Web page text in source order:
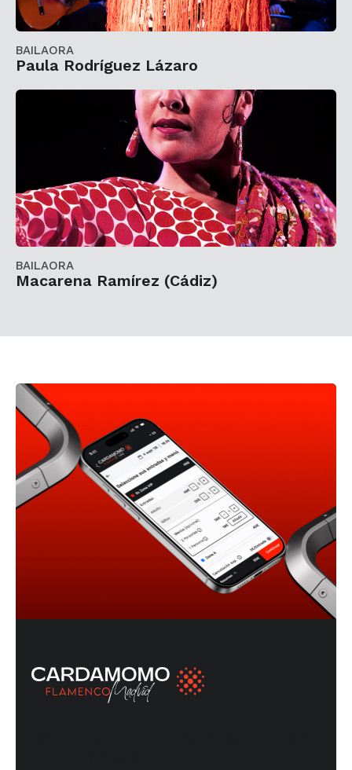
BAILAORA
Paula Rodríguez Lázaro
BAILAORA
Macarena Ramírez (Cádiz)